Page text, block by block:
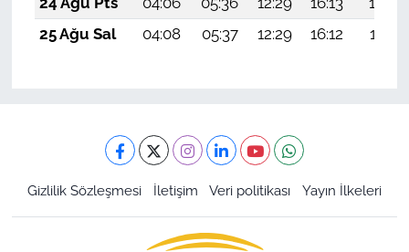
25 Ağu Sal
04:08 05:37 12:29 16:12 19:11
Gizlilik Sözleşmesi İletişim Veri politikası Yayın İlkeleri